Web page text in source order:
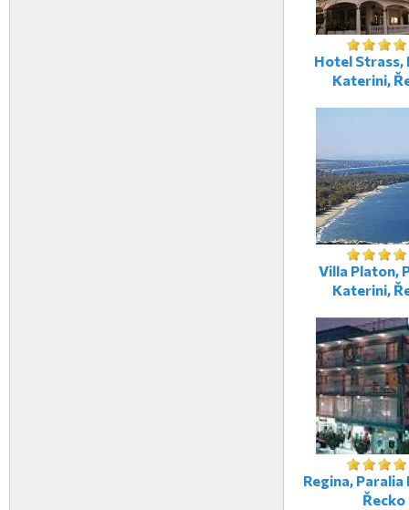
Hotel Strass,
Katerini,
Villa Platon,
Katerini,
Regina,
Řecko